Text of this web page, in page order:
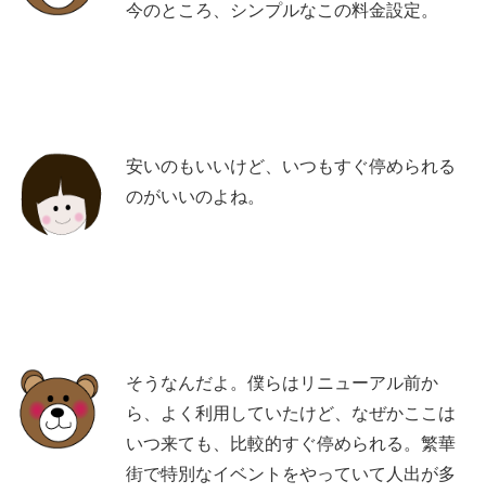
今のところ、シンプルなこの料金設定。
安いのもいいけど、いつもすぐ停められる
のがいいのよね。
そうなんだよ。僕らはリニューアル前か
ら、よく利用していたけど、なぜかここは
いつ来ても、比較的すぐ停められる。繁華
街で特別なイベントをやっていて人出が多